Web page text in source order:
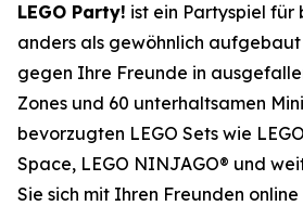
LEGO Party! ist ein Partyspiel für
anders als gewöhnlich aufgebaut
gegen Ihre Freunde in
Zones und 60 unterhaltsamen
bevorzugten LEGO Sets wie
Space, LEGO NINJAGO® und
Sie sich mit Ihren Freunden